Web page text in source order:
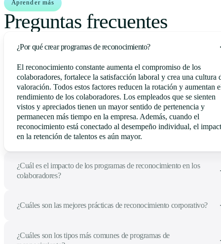
Aprender más
Preguntas frecuentes
¿Por qué crear programas de reconocimiento?
El reconocimiento constante aumenta el compromiso de los
colaboradores, fortalece la satisfacción laboral y crea una cultura
valoración. Todos estos factores reducen la rotación y aumentan
rendimiento de los colaboradores. Los empleados que se sienten
vistos y apreciados tienen un mayor sentido de pertenencia y
permanecen más tiempo en la empresa. Además, cuando el
reconocimiento está conectado al desempeño individual, el
en la retención de talentos es aún mayor.
¿Cuál es el impacto de los programas de reconocimiento en los
colaboradores?
¿Cuáles son las mejores prácticas de reconocimiento corporativo?
¿Cuáles son los tipos más comunes de programas de